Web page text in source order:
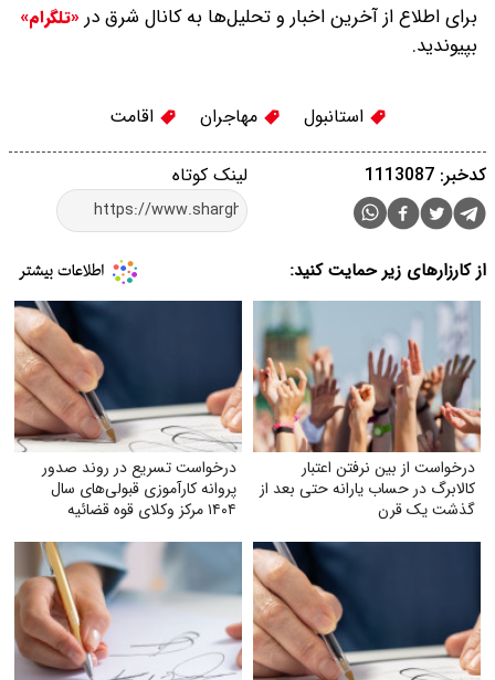
برای اطلاع از آخرین اخبار و تحلیل‌ها به کانال شرق در «تلگرام»
بپیوندید.
استانبول مهاجران اقامت
لینک کوتاه کدخبر: 1113087
از کارزارهای زیر حمایت کنید:
درخواست از بین نرفتن اعتبار
کالابرگ در حساب یارانه حتی بعد از
گذشت یک قرن
درخواست تسریع در روند صدور
پروانه کارآموزی قبولی‌های سال
۱۴۰۴ مرکز وکلای قوه‌ قضائیه